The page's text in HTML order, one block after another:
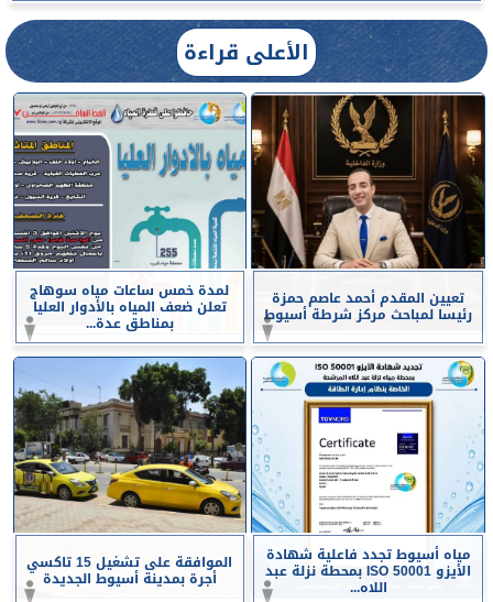
الأعلى قراءة
تعيين المقدم أحمد عاصم حمزة
رئيسا لمباحث مركز شرطة أسيوط
لمدة خمس ساعات مياه سوهاج
تعلن ضعف المياه بالأدوار العليا
بمناطق عدة...
مياه أسيوط تجدد فاعلية شهادة
الأيزو ISO 50001 بمحطة نزلة عبد
اللاه...
الموافقة على تشغيل 15 تاكسي
أجرة بمدينة أسيوط الجديدة